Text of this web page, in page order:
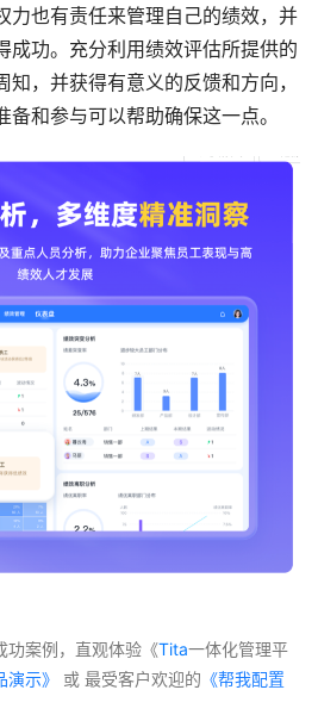
力也有责任来管理自己的绩效，并
成功。充分利用绩效评估所提供的
，并获得有意义的反馈和方向，
和参与可以帮助确保这一点。
功案例，直观体验《Tita一体化管理平
演示》 或 最受客户欢迎的 《帮我配置